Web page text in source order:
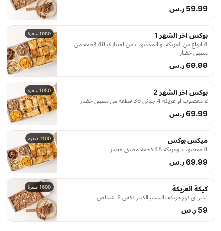
59.99 ر.س
1050 سعرة بوكس اخر الشهر 1
4 انواع من العريكة او المعصوب من اختيارك 48 قطعة من
مطبق خضار
69.99 ر.س
1050 سعرة بوكس اخر الشهر 2
2 معصوب او عريكه 4 جباتي 36 قطعة من مطبق خضار
69.99 ر.س
1100 سعرة ميكس بوكس
4 معصوب اوعريكه 48 قطعة مطبق خضار
69.99 ر.س
1600 سعرة كيكة العريكة
اختر اي نوع عريكه بالحجم الكبير تكفي 5 اشخاص
59 ر.س